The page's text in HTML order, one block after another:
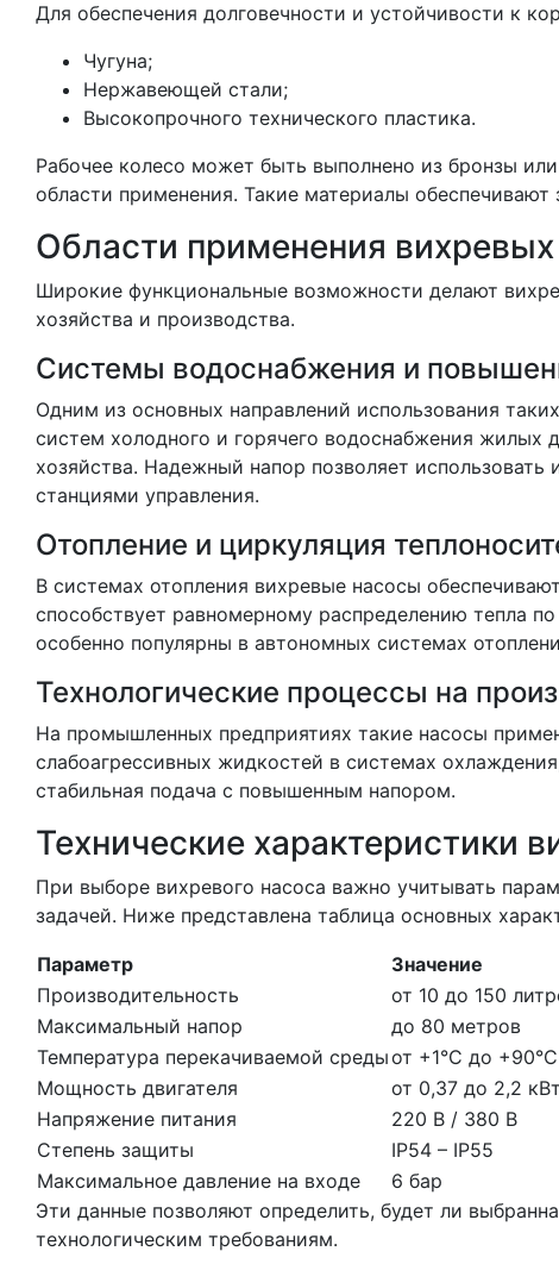
Для обеспечения долговечности и устойчивости к
Чугуна;
Нержавеющей стали;
Высокопрочного технического пластика.
Рабочее колесо может быть выполнено из бронзы
области применения. Такие материалы
Области применения
Широкие функциональные возможности делают
хозяйства и производства.
Системы водоснабжения и
Одним из основных направлений использования
систем холодного и горячего водоснабжения жилых
хозяйства. Надежный напор позволяет
станциями управления.
Отопление и циркуляция
В системах отопления вихревые насосы
способствует равномерному распределению тепла
особенно популярны в автономных системах
Технологические процессы на
На промышленных предприятиях такие насосы
слабоагрессивных жидкостей в системах
стабильная подача с повышенным напором.
Технические характеристики
При выборе вихревого насоса важно учитывать
задачей. Ниже представлена таблица основных
Параметр
Значение
Производительность
от 10 до 150
Максимальный напор
до 80 метров
Температура перекачиваемой средыот +1°C до +90°C
Мощность двигателя
от 0,37 до 2,2 кВт
Напряжение питания
220 В / 380 В
Степень защиты
IP54 – IP55
Максимальное давление на входе
6 бар
Эти данные позволяют определить, будет ли
технологическим требованиям.